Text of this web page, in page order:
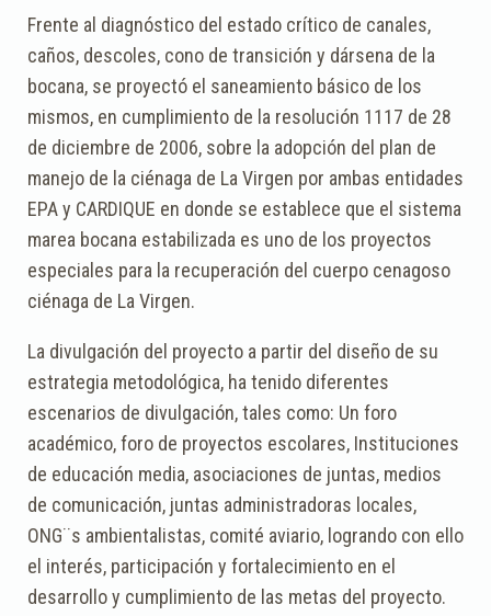
Frente al diagnóstico del estado crítico de canales,
caños, descoles, cono de transición y dársena de la
bocana, se proyectó el saneamiento básico de los
mismos, en cumplimiento de la resolución 1117 de 28
de diciembre de 2006, sobre la adopción del plan de
manejo de la ciénaga de La Virgen por ambas entidades
EPA y CARDIQUE en donde se establece que el sistema
marea bocana estabilizada es uno de los proyectos
especiales para la recuperación del cuerpo cenagoso
ciénaga de La Virgen.
La divulgación del proyecto a partir del diseño de su
estrategia metodológica, ha tenido diferentes
escenarios de divulgación, tales como: Un foro
académico, foro de proyectos escolares, Instituciones
de educación media, asociaciones de juntas, medios
de comunicación, juntas administradoras locales,
ONG¨s ambientalistas, comité aviario, logrando con ello
el interés, participación y fortalecimiento en el
desarrollo y cumplimiento de las metas del proyecto.